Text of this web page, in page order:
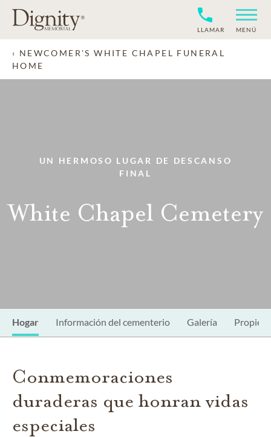
MENÚ
LLAMAR
NEWCOMER'S WHITE CHAPEL FUNERAL
HOME
UN HERMOSO LUGAR DE DESCANSO
FINAL
White Chapel Cemetery
Hogar Información del cementerio Galería
Conmemoraciones
duraderas que honran vidas
especiales